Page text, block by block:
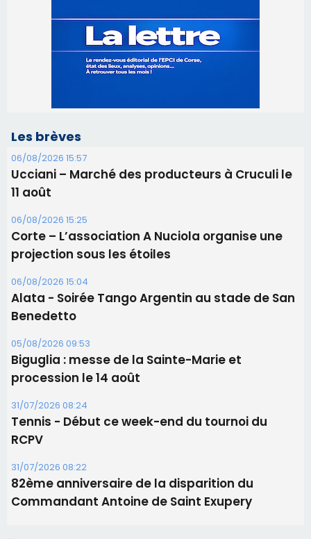
Les brèves
06/08/2026 15:57
Ucciani – Marché des producteurs à Cruculi le
11 août
06/08/2026 15:25
Corte – L’association A Nuciola organise une
projection sous les étoiles
06/08/2026 15:04
Alata - Soirée Tango Argentin au stade de San
Benedetto
05/08/2026 09:53
Biguglia : messe de la Sainte-Marie et
procession le 14 août
31/07/2026 08:24
Tennis - Début ce week-end du tournoi du
RCPV
31/07/2026 08:22
82ème anniversaire de la disparition du
Commandant Antoine de Saint Exupery